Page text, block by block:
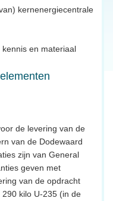
kernenergiecentrale
en materiaal
de levering van de
van de Dodewaard
zijn van General
geven met
van de opdracht
290 kilo U-235 (in de